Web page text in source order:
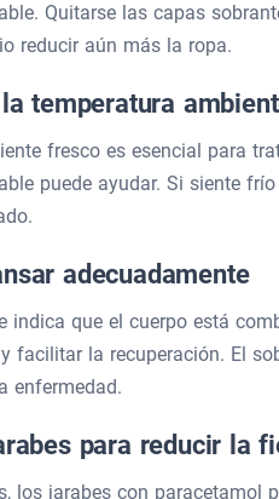
Quitarse las capas
reducir aún más la ropa.
temperatura
fresco es esencial para
puede ayudar. Si siente
adecuadamente
indica que el cuerpo está
facilitar la recuperación. El
enfermedad.
para reducir la
los jarabes con paracetamol